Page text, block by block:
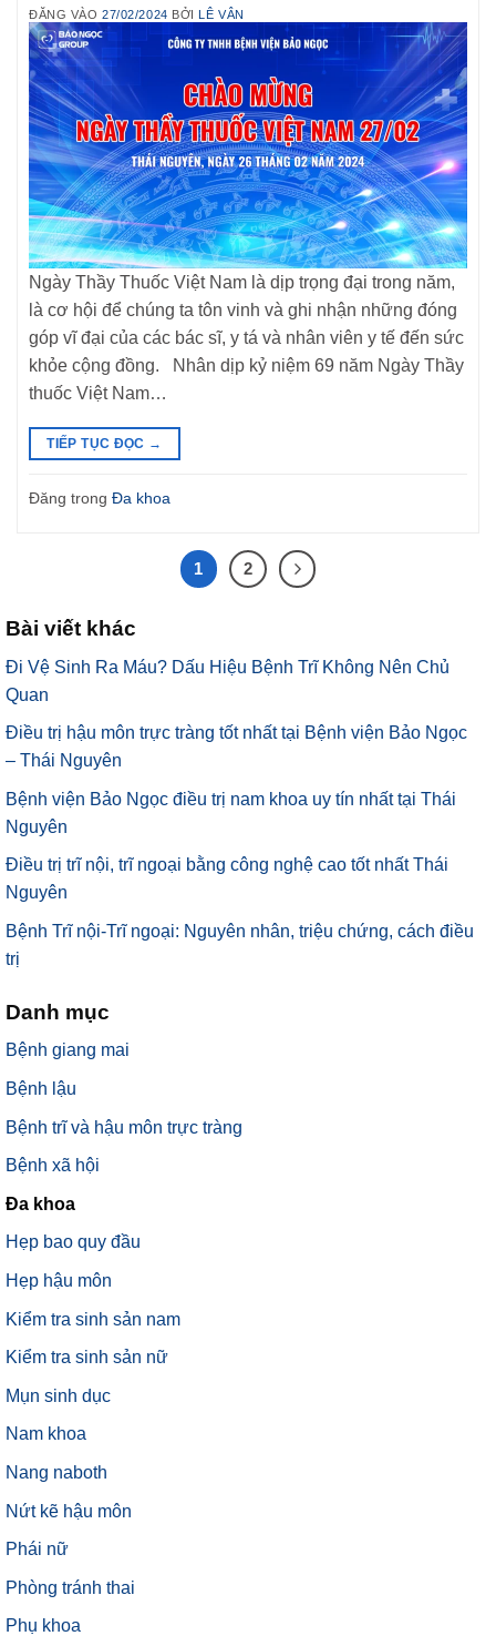
ĐĂNG VÀO27/02/2024 BỞILÊ VÂN
Ngày Thầy Thuốc Việt Nam là dịp trọng đại trong năm,
là cơ hội để chúng ta tôn vinh và ghi nhận những đóng
góp vĩ đại của các bác sĩ, y tá và nhân viên y tế đến sức
khỏe cộng đồng. Nhân dịp kỷ niệm 69 năm Ngày Thầy
thuốc Việt Nam…
TIẾP TỤC ĐỌC →
Đăng trong Đa khoa
1 2
Bài viết khác
Đi Vệ Sinh Ra Máu? Dấu Hiệu Bệnh Trĩ Không Nên Chủ
Quan
Điều trị hậu môn trực tràng tốt nhất tại Bệnh viện Bảo Ngọc
– Thái Nguyên
Bệnh viện Bảo Ngọc điều trị nam khoa uy tín nhất tại Thái
Nguyên
Điều trị trĩ nội, trĩ ngoại bằng công nghệ cao tốt nhất Thái
Nguyên
Bệnh Trĩ nội-Trĩ ngoại: Nguyên nhân, triệu chứng, cách điều
trị
Danh mục
Bệnh giang mai
Bệnh lậu
Bệnh trĩ và hậu môn trực tràng
Bệnh xã hội
Đa khoa
Hẹp bao quy đầu
Hẹp hậu môn
Kiểm tra sinh sản nam
Kiểm tra sinh sản nữ
Mụn sinh dục
Nam khoa
Nang naboth
Nứt kẽ hậu môn
Phái nữ
Phòng tránh thai
Phụ khoa